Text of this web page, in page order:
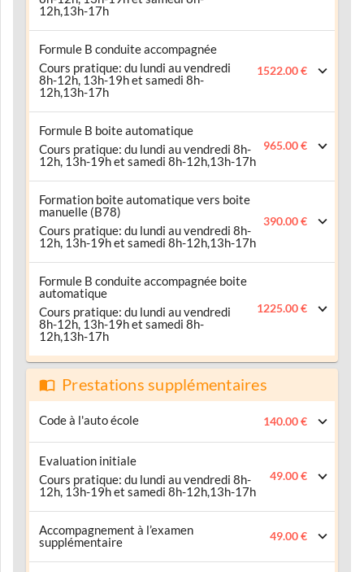
12h,13h-17h
Formule B conduite accompagnée
Cours pratique: du lundi au vendredi
8h-12h, 13h-19h et samedi 8h-
12h,13h-17h
1522.00 €
Formule B boite automatique
Cours pratique: du lundi au vendredi 8h-
12h, 13h-19h et samedi 8h-12h,13h-17h
965.00 €
Formation boite automatique vers boite
manuelle (B78)
Cours pratique: du lundi au vendredi 8h-
12h, 13h-19h et samedi 8h-12h,13h-17h
390.00 €
Formule B conduite accompagnée boite
automatique
Cours pratique: du lundi au vendredi
8h-12h, 13h-19h et samedi 8h-
12h,13h-17h
1225.00 €
Prestations supplémentaires
Code à l'auto école 140.00 €
Evaluation initiale
Cours pratique: du lundi au vendredi 8h-
12h, 13h-19h et samedi 8h-12h,13h-17h
49.00 €
Accompagnement à l’examen
supplémentaire
49.00 €